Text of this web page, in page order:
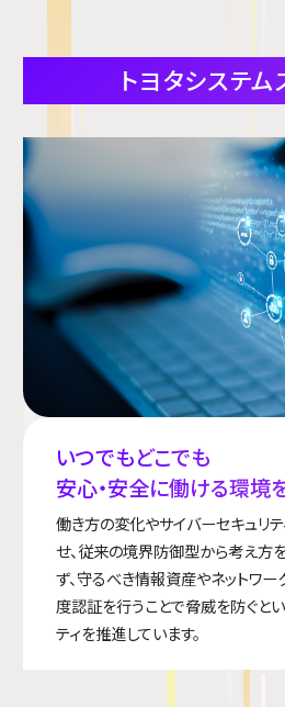
トヨタシステ
いつでもどこでも
安心・安全に働ける環境
働き方の変化やサイバーセキュリ
せ、従来の境界防御型から考え方
ず、守るべき情報資産やネットワ
度認証を行うことで脅威を防ぐと
ティを推進しています。